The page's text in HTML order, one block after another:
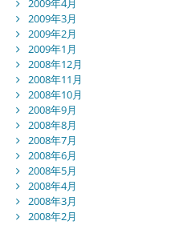
2009年3月
2009年2月
2009年1月
2008年12月
2008年11月
2008年10月
2008年9月
2008年8月
2008年7月
2008年6月
2008年5月
2008年4月
2008年3月
2008年2月